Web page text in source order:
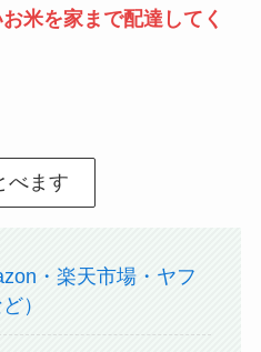
米を家まで配達してく
べます
・楽天市場・ヤフ
）